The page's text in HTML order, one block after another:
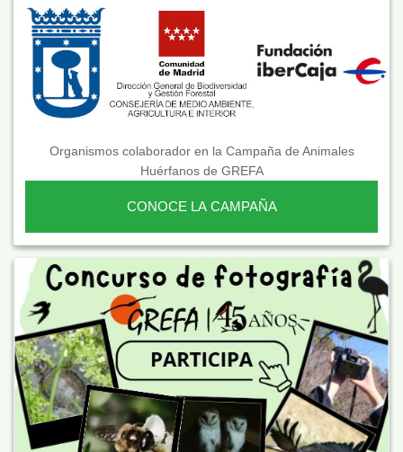
Organismos colaborador en la Campaña de Animales
Huérfanos de GREFA
CONOCE LA CAMPAÑA